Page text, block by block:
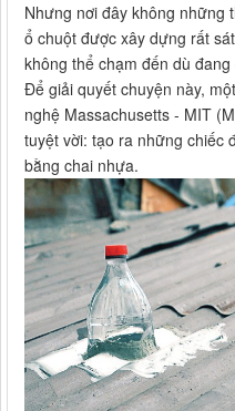
Nhưng nơi đây không những
ổ chuột được xây dựng rất
không thể chạm đến dù
Để giải quyết chuyện này,
nghệ Massachusetts - MIT
tuyệt vời: tạo ra những chiếc
bằng chai nhựa.